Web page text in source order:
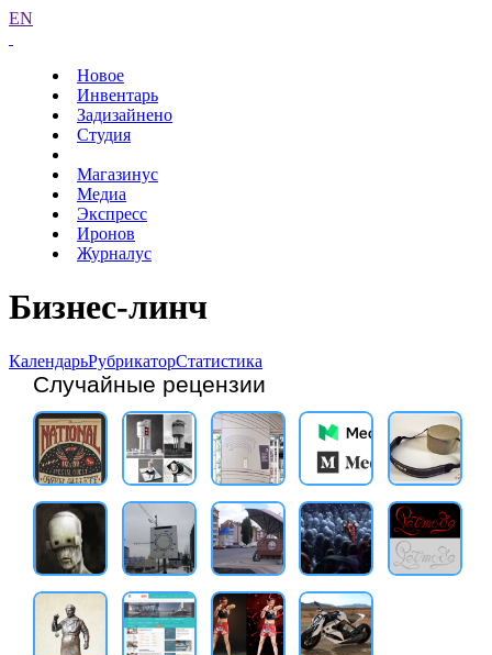
EN
Новое
Инвентарь
Задизайнено
Студия
Магазинус
Медиа
Экспресс
Иронов
Журналус
Бизнес-линч
КалендарьРубрикаторСтатистика
Случайные рецензии